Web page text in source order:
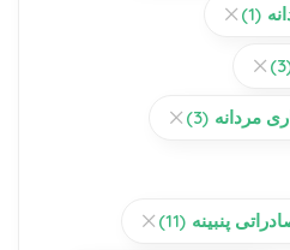
(1)
مردانه (3)
پنبینه (11)